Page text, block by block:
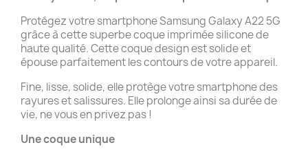
Protégez votre smartphone Samsung Galaxy A22 5G
grâce à cette superbe coque imprimée silicone de
haute qualité. Cette coque design est solide et
épouse parfaitement les contours de votre appareil.
Fine, lisse, solide, elle protège votre smartphone des
rayures et salissures. Elle prolonge ainsi sa durée de
vie, ne vous en privez pas !
Une coque unique